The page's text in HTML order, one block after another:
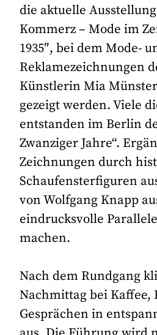
die aktuelle
Kommerz – Mode im
1935″, bei dem Mode-
Reklamezeichnungen
Künstlerin Mia Münster
gezeigt werden. Viele
entstanden im Berlin
Zwanziger Jahre“.
Zeichnungen durch
Schaufensterfiguren
von Wolfgang Knapp
eindrucksvolle
machen.
Nach dem Rundgang
Nachmittag bei Kaffee,
Gesprächen in